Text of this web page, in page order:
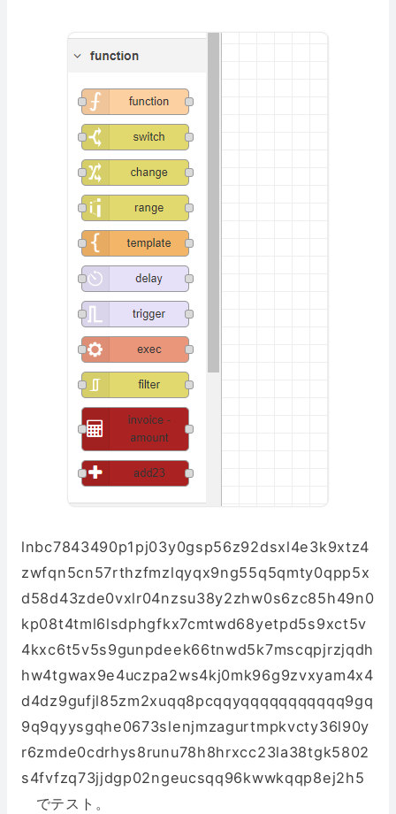
lnbc7843490p1pj03y0gsp56z92dsxl4e3k9xtz4
zwfqn5cn57rthzfmzlqyqx9ng55q5qmty0qpp5x
d58d43zde0vxlr04nzsu38y2zhw0s6zc85h49n0
kp08t4tml6lsdphgfkx7cmtwd68yetpd5s9xct5v
4kxc6t5v5s9gunpdeek66tnwd5k7mscqpjrzjqdh
hw4tgwax9e4uczpa2ws4kj0mk96g9zvxyam4x4
d4dz9gufjl85zm2xuqq8pcqqyqqqqqqqqqqq9gq
9q9qyysgqhe0673slenjmzagurtmpkvcty36l90y
r6zmde0cdrhys8runu78h8hrxcc23la38tgk5802
s4fvfzq73jjdgp02ngeucsqq96kwwkqqp8ej2h5
でテスト。